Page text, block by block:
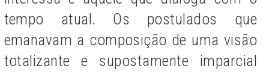
tempo atual. Os postulados que
emanavam a composição de uma visão
totalizante e supostamente imparcial